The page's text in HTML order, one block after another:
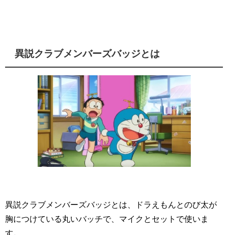
異説クラブメンバーズバッジとは
異説クラブメンバーズバッジとは、ドラえもんとのび太が
胸につけている丸いバッチで、マイクとセットで使いま
す。